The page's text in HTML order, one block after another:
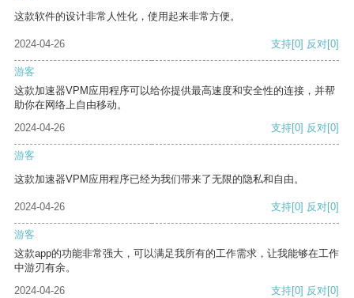
这款软件的设计非常人性化，使用起来非常方便。
2024-04-26 支持[0] 反对[0]
游客
这款加速器VPM应用程序可以给你提供最高速度和安全性的连接，并帮
助你在网络上自由移动。
2024-04-26
支持[0] 反对[0]
游客
这款加速器VPM应用程序已经为我们带来了无限的隐私和自由。
2024-04-26 支持[0] 反对[0]
游客
这款app的功能非常强大，可以满足我所有的工作需求，让我能够在工作
中游刃有余。
2024-04-26
支持[0] 反对[0]